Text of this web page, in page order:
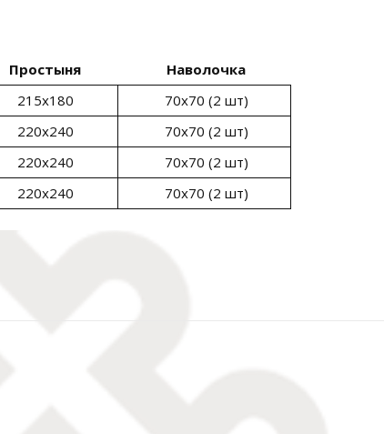
Простыня
Наволочка
215х180
70х70 (2 шт)
220х240
70х70 (2 шт)
220х240
70х70 (2 шт)
220х240 70х70 (2 шт)